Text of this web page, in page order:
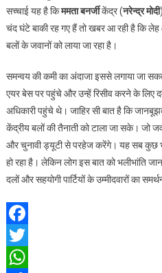
सच्चाई यह है किममता बनर्जीकेंद्र (नरेन्द्र मोदी
चंद घंटे बाकी रह गए हैं तो खबर आ रही है कि
बलों के जवानों को लाया जा रहा है।
समन्वय की कमी का अंदाजा इससे लगाया जा
एयर बेस पर पहुंचे और उन्हें रिसीव करने के लिए
अधिकारी पहुंचे थे। जाहिर सी बात है कि
केंद्रीय बलों की तैनाती को टाला जा सके।
और चुनावी ड्यूटी से परहेज करेंगे। यह सब कुछ
हो रहा है। लेकिन लोग इस बात को भलीभांति
दलों और सहयोगी पार्टियों के उम्मीदवारों का
Facebook
Twitter